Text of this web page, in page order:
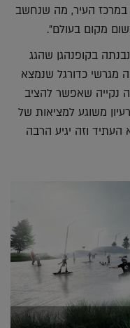
במרכז העיר, מה שנחשב
מקום בעולם".
בקופנהגן שהגג
כדורגל שנמצא
נקייה שאפשר להציב
משוגע למציאות של
וזה יגיע הרבה